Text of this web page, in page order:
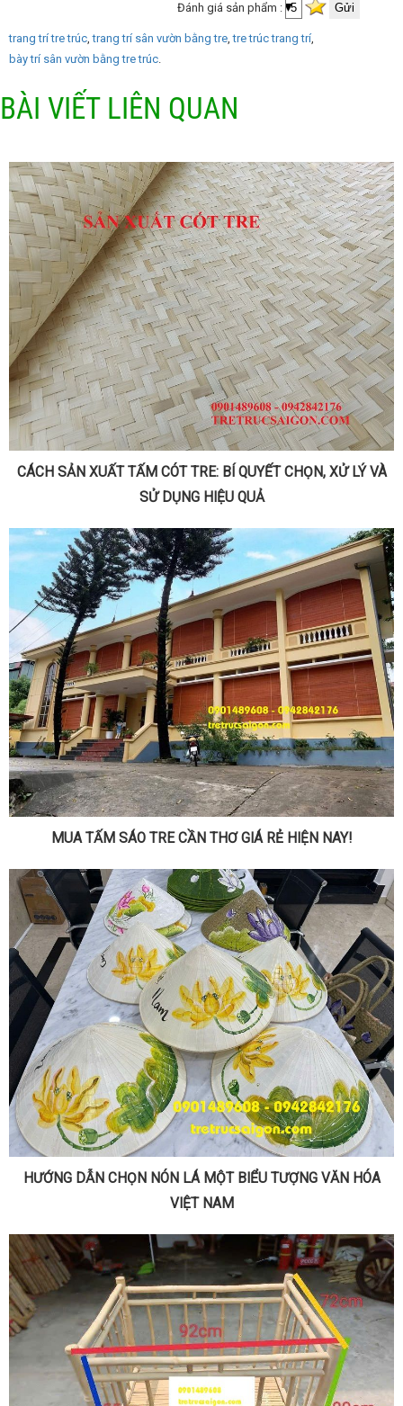
Đánh giá sản phẩm :
trang trí tre trúc trang trí sân vườn bằng tre tre trúc trang trí
bày trí sân vườn bằng tre trúc
BÀI VIẾT LIÊN QUAN
CÁCH SẢN XUẤT TẤM CÓT TRE: BÍ QUYẾT CHỌN, XỬ LÝ VÀ
SỬ DỤNG HIỆU QUẢ
MUA TẤM SÁO TRE CẦN THƠ GIÁ RẺ HIỆN NAY!
HƯỚNG DẪN CHỌN NÓN LÁ MỘT BIỂU TƯỢNG VĂN HÓA
VIỆT NAM